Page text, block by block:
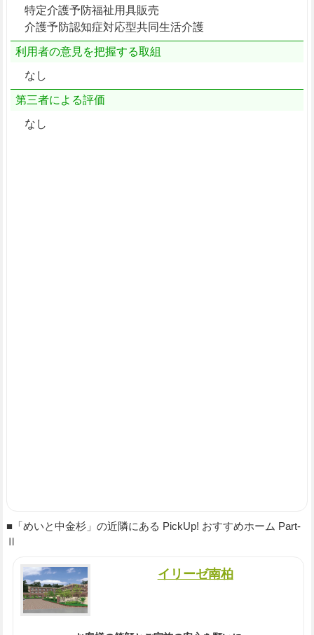
特定介護予防福祉用具販売
介護予防認知症対応型共同生活介護
利用者の意見を把握する取組
なし
第三者による評価
なし
■「めいと中金杉」の近隣にある PickUp! おすすめホーム Part-
Ⅱ
イリーゼ南柏